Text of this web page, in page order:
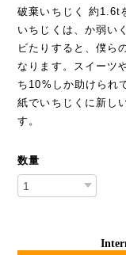
破棄いちじく 約1.6t
いちじくは、か弱い
ビたりすると、僕ら
なります。スイーツ
ち10%しか助けられ
紙でいちじくに新し
す。
数量